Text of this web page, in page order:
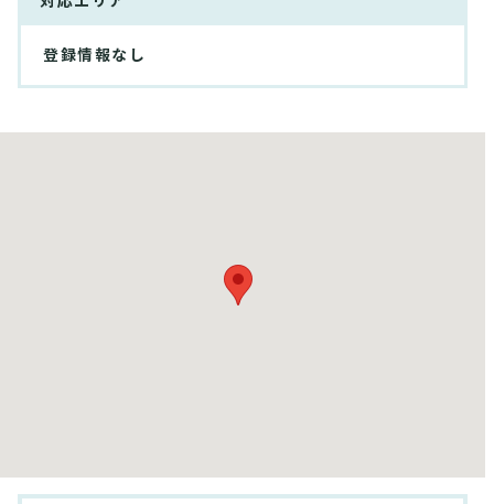
登録情報なし